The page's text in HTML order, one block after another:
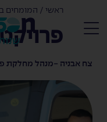
ראשי / המומחים
צח אבניה -מנהל מחלקת